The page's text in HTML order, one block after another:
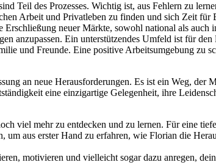
Teil des Prozesses. Wichtig ist, aus Fehlern zu
Arbeit und Privatleben zu finden und sich Zeit für
neuer Märkte, sowohl national als
anzupassen. Ein unterstützendes Umfeld ist für
und Freunde. Eine positive Arbeitsumgebung zu
an neue Herausforderungen. Es ist ein Weg, der
eine einzigartige Gelegenheit, ihre
viel mehr zu entdecken und zu lernen. Für eine
aus erster Hand zu erfahren, wie Florian die
motivieren und vielleicht sogar dazu anregen,